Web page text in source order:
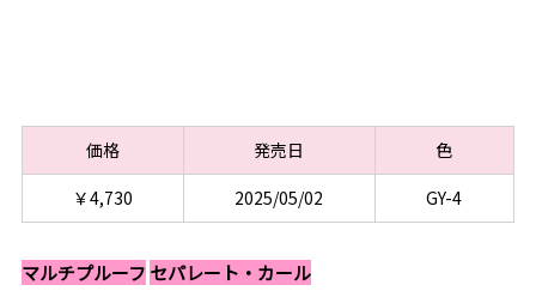
価格 発売日
色
￥4,730
2025/05/02 GY-4
マルチプルーフ セパレート・カール